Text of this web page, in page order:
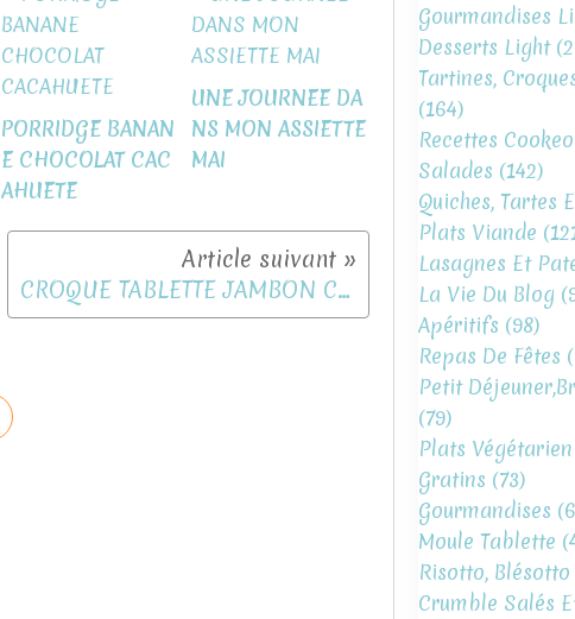
PORRIDGE BANAN
E CHOCOLAT CAC
AHUETE
UNE JOURNEE DA
NS MON ASSIETTE
MAI
CROQUE TABLETTE JAMBON CHEDDAR
Gourmandises
Desserts Light
Tartines,
(164)
Recettes Cookeo
Salades (142)
Quiches, Tartes
Plats Viande
Lasagnes Et
La Vie Du Blog
Apéritifs (98)
Repas De Fêtes
Petit
(79)
Plats Végétarien
Gratins (73)
Gourmandises
Moule Tablette
Risotto,
Crumble Salés